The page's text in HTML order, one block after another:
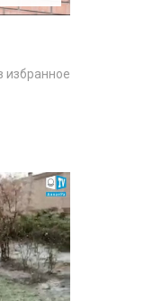
избранное